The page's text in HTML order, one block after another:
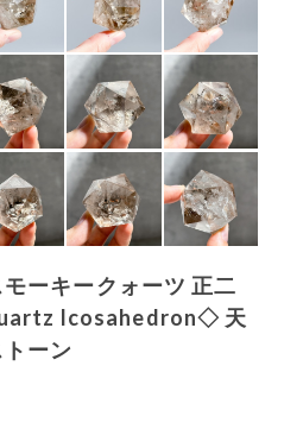
ーキークォーツ 正二
Icosahedron◇ 天
ーン